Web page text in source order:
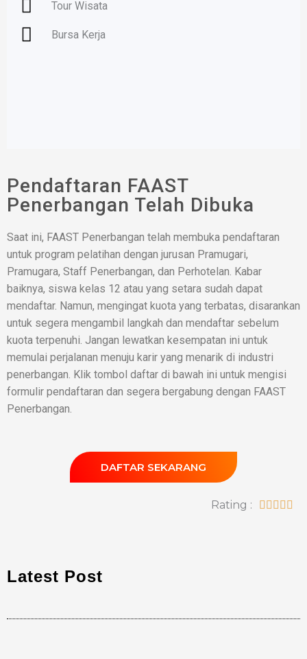
Tour Wisata
Bursa Kerja
Pendaftaran FAAST
Penerbangan Telah Dibuka
Saat ini, FAAST Penerbangan telah membuka pendaftaran
untuk program pelatihan dengan jurusan Pramugari,
Pramugara, Staff Penerbangan, dan Perhotelan. Kabar
baiknya, siswa kelas 12 atau yang setara sudah dapat
mendaftar. Namun, mengingat kuota yang terbatas, disarankan
untuk segera mengambil langkah dan mendaftar sebelum
kuota terpenuhi. Jangan lewatkan kesempatan ini untuk
memulai perjalanan menuju karir yang menarik di industri
penerbangan. Klik tombol daftar di bawah ini untuk mengisi
formulir pendaftaran dan segera bergabung dengan FAAST
Penerbangan.
DAFTAR SEKARANG
Rating :     
Latest Post